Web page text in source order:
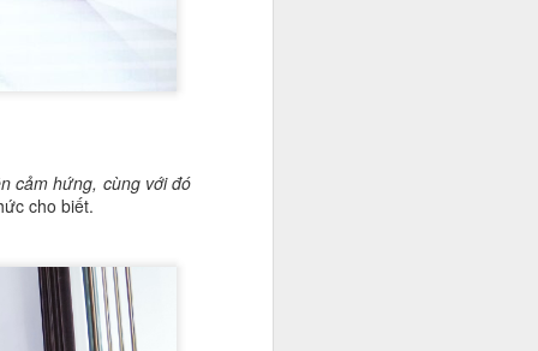
cảm hứng, cùng với đó
cho biết.